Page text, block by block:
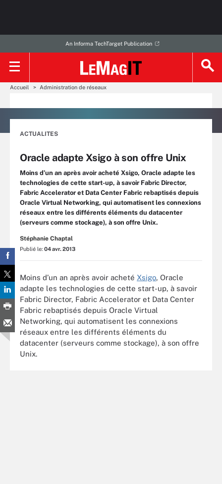
An Informa TechTarget Publication
Accueil Administration de réseaux
ACTUALITES
Oracle adapte Xsigo à son offre Unix
Moins d’un an après avoir acheté Xsigo, Oracle adapte les
technologies de cette start-up, à savoir Fabric Director,
Fabric Accelerator et Data Center Fabric rebaptisés depuis
Oracle Virtual Networking, qui automatisent les connexions
réseaux entre les différents éléments du datacenter
(serveurs comme stockage), à son offre Unix.
Stéphanie Chaptal
Publié le: 04 avr. 2013
Moins d’un an après avoir acheté Xsigo, Oracle
adapte les technologies de cette start-up, à savoir
Fabric Director, Fabric Accelerator et Data Center
Fabric rebaptisés depuis Oracle Virtual
Networking, qui automatisent les connexions
réseaux entre les différents éléments du
datacenter (serveurs comme stockage), à son offre
Unix.